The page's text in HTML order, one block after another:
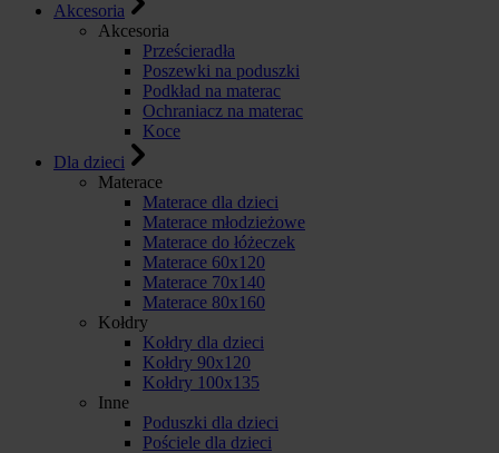
Akcesoria
Akcesoria
Prześcieradła
Poszewki na poduszki
Podkład na materac
Ochraniacz na materac
Koce
Dla dzieci
Materace
Materace dla dzieci
Materace młodzieżowe
Materace do łóżeczek
Materace 60x120
Materace 70x140
Materace 80x160
Kołdry
Kołdry dla dzieci
Kołdry 90x120
Kołdry 100x135
Inne
Poduszki dla dzieci
Pościele dla dzieci